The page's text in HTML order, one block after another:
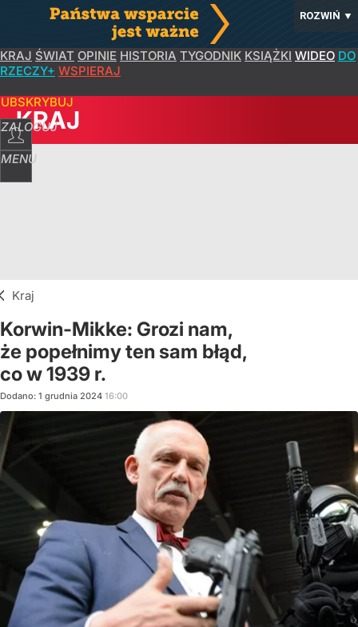
ROZWIŃ ▼
KRAJ ŚWIAT OPINIE HISTORIA TYGODNIK KSIĄŻKI WIDEO DO
RZECZY+ WSPIERAJ
ZALOGUJ
MENU
KRAJ
Kraj
Korwin-Mikke: Grozi nam,
że popełnimy ten sam błąd,
co w 1939 r.
Dodano: 1 grudnia 2024 16:00